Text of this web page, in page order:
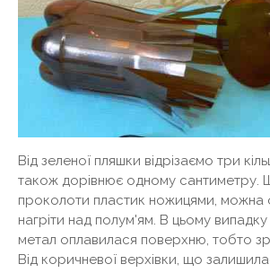
Від зеленої пляшки відрізаємо три
також дорівнює одному сантиметру.
проколоти пластик ножицями, можна
нагріти над полум'ям. В цьому
метал оплавилася поверхню, тобто
Від коричневої верхівки, що